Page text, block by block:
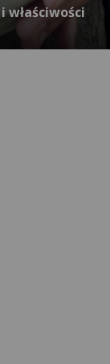
właściwości